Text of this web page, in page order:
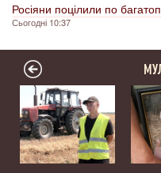
Росіяни поцілили по
Сьогодні 10:37